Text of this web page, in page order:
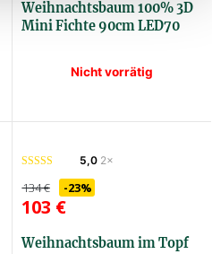
Weihnachtsbaum 100% 3D
Mini Fichte 90cm LED70
Nicht vorrätig
5,0 2×
134€ -23%
103 €
Weihnachtsbaum im Topf